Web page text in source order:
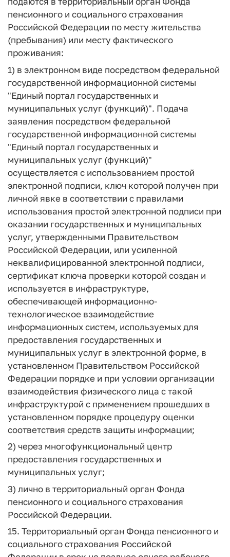
пенсионного и социального страхования
Российской Федерации по месту жительства
(пребывания) или месту фактического
проживания:
1) в электронном виде посредством федеральной
государственной информационной системы
"Единый портал государственных и
муниципальных услуг (функций)". Подача
заявления посредством федеральной
государственной информационной системы
"Единый портал государственных и
муниципальных услуг (функций)"
осуществляется с использованием простой
электронной подписи, ключ которой получен при
личной явке в соответствии с правилами
использования простой электронной подписи при
оказании государственных и муниципальных
услуг, утвержденными Правительством
Российской Федерации, или усиленной
неквалифицированной электронной подписи,
сертификат ключа проверки которой создан и
используется в инфраструктуре,
обеспечивающей информационно-
технологическое взаимодействие
информационных систем, используемых для
предоставления государственных и
муниципальных услуг в электронной форме, в
установленном Правительством Российской
Федерации порядке и при условии организации
взаимодействия физического лица с такой
инфраструктурой с применением прошедших в
установленном порядке процедуру оценки
соответствия средств защиты информации;
2) через многофункциональный центр
предоставления государственных и
муниципальных услуг;
3) лично в территориальный орган Фонда
пенсионного и социального страхования
Российской Федерации.
15. Территориальный орган Фонда пенсионного и
социального страхования Российской